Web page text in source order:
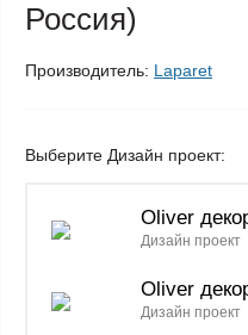
Россия)
Производитель: Laparet
Выберите Дизайн проект:
Oliver
Дизайн проект
Oliver
Дизайн проект